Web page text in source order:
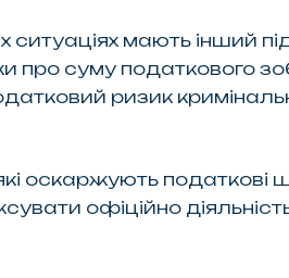
ситуаціях мають інший
про суму податкового
ризик
оскаржують
офіційно